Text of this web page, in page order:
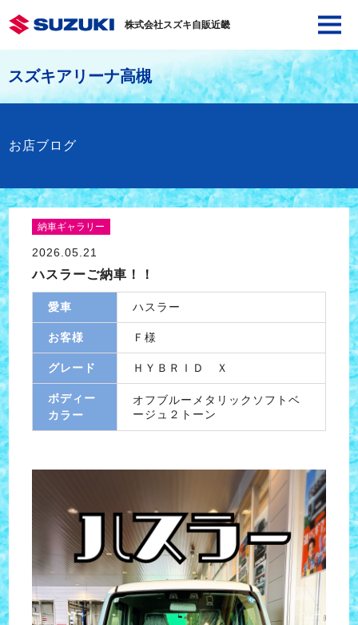
株式会社スズキ自販近畿
スズキアリーナ高槻
お店ブログ
納車ギャラリー
2026.05.21
ハスラーご納車！！
愛車 ハスラー
お客様 Ｆ様
グレード ＨＹＢＲＩＤ Ｘ
ボディー
カラー
オフブルーメタリックソフトベ
ージュ２トーン